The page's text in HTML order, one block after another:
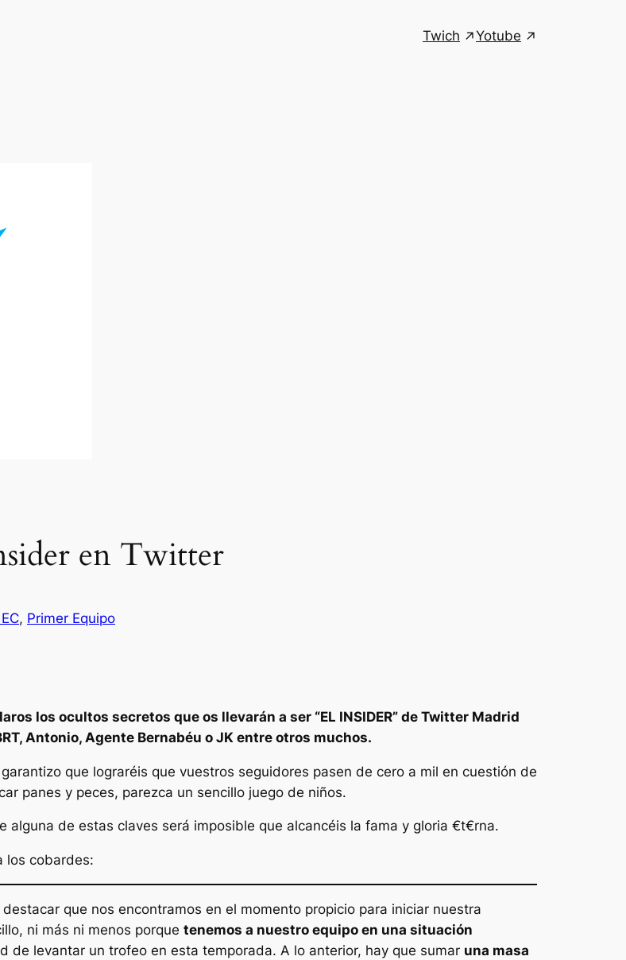
Twich Yotube
en Twitter
, Primer Equipo
los ocultos secretos que os llevarán a ser “EL INSIDER” de Twitter Madrid
Antonio, Agente Bernabéu o JKentre otros muchos.
que lograréis que vuestros seguidores pasen de cero a mil en cuestión de
panes y peces, parezca un sencillo juego de niños.
alguna de estas claves será imposible que alcancéis la fama y gloria €t€rna.
los cobardes:
que nos encontramos en el momento propicio para iniciar nuestra
ni más ni menos porque tenemos a nuestro equipo en una situación
de levantar un trofeo en esta temporada. A lo anterior, hay que sumar una masa